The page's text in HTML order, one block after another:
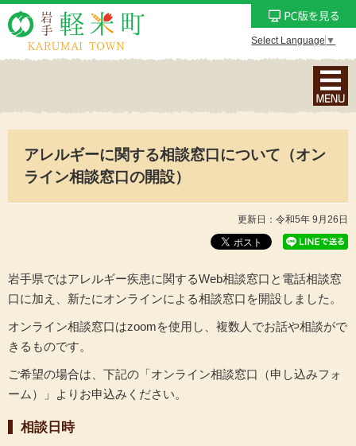
Select Language ▼
ナ
ビ
シ
メ
ニ
ュ
ー
を
示
アレルギーに関する相談窓口について（オン
ライン相談窓口の開設）
更新日：令和5年 9月26日
岩手県ではアレルギー疾患に関するWeb相談窓口と 電話相談窓
口に加え、新たにオンラインによる相談窓口を開設しました。
オンライン相談窓口はzoomを使用し、 複数人でお話や相談がで
きるものです。
ご希望の場合は、下記の「オンライン相談窓口（申し込みフォ
ーム）」よりお申込みください。
相談日時